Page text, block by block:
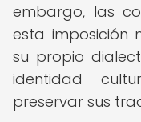
embargo, las
esta imposición
su propio
identidad
preservar sus